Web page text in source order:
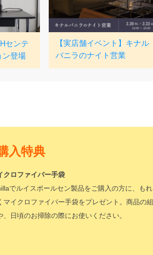
入特典
クロファイバー手袋
でルイスポールセン製品をご購入の方に、もれ
マイクロファイバー手袋をプレゼント。商品の組
、日頃のお掃除の際にお使いください。